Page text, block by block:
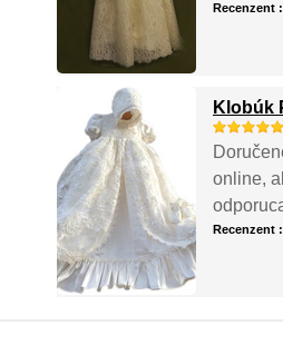
Recenzent
Klobúk
online,
Recenzent